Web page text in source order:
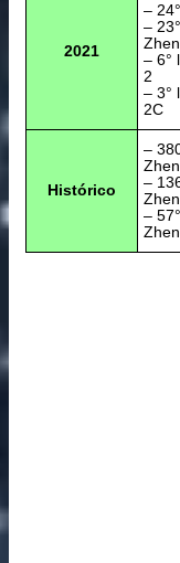
2021
–
–
– 6°
2
– 3°
2C
Histórico
–
–
–